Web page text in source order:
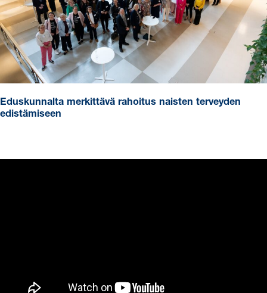
Eduskunnalta merkittävä rahoitus naisten terveyden
edistämiseen